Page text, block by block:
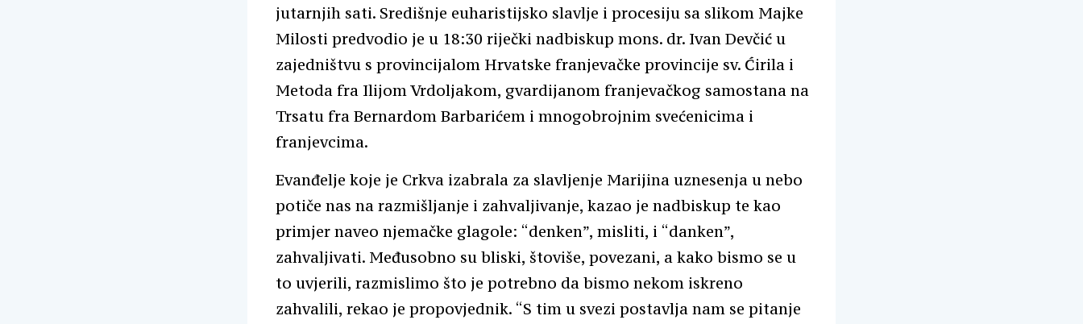
jutarnjih sati. Središnje euharistijsko slavlje i procesiju sa slikom Majke
Milosti predvodio je u 18:30 riječki nadbiskup mons. dr. Ivan Devčić u
zajedništvu s provincijalom Hrvatske franjevačke provincije sv. Ćirila i
Metoda fra Ilijom Vrdoljakom, gvardijanom franjevačkog samostana na
Trsatu fra Bernardom Barbarićem i mnogobrojnim svećenicima i
franjevcima.
Evanđelje koje je Crkva izabrala za slavljenje Marijina uznesenja u nebo
potiče nas na razmišljanje i zahvaljivanje, kazao je nadbiskup te kao
primjer naveo njemačke glagole: “denken”, misliti, i “danken”,
zahvaljivati. Međusobno su bliski, štoviše, povezani, a kako bismo se u
to uvjerili, razmislimo što je potrebno da bismo nekom iskreno
zahvalili, rekao je propovjednik. “S tim u svezi postavlja nam se pitanje